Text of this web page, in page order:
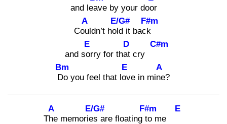
and leave by your door
Coul
A
dn’t hold
E/G#
it back
F#m
and sor
E
ry for that
D
cry
C#m
Do
Bm
you feel that lov
E
e in mine
A
?
The
A
memories
E/G#
are floating to
F#m
me
E